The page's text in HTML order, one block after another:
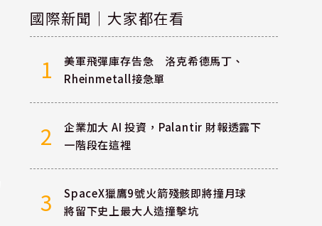
國際新聞｜大家都在看
1
美軍飛彈庫存告急 洛克希德馬丁、
Rheinmetall接急單
2
企業加大 AI 投資，Palantir 財報透露下
一階段在這裡
3
SpaceX獵鷹9號火箭殘骸即將撞月球
將留下史上最大人造撞擊坑